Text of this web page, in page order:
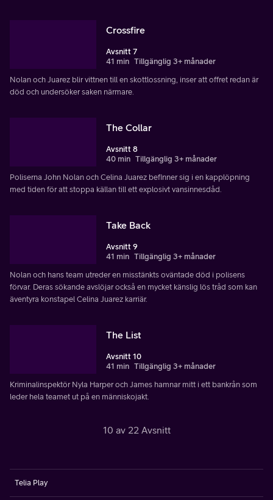
Crossfire
Avsnitt 7
41 min Tillgänglig 3+ månader
Nolan och Juarez blir vittnen till en skottlossning, inser att offret redan är
död och undersöker saken närmare.
The Collar
Avsnitt 8
40 min Tillgänglig 3+ månader
Poliserna John Nolan och Celina Juarez befinner sig i en kapplöpning
med tiden för att stoppa källan till ett explosivt vansinnesdåd.
Take Back
Avsnitt 9
41 min Tillgänglig 3+ månader
Nolan och hans team utreder en misstänkts oväntade död i polisens
förvar. Deras sökande avslöjar också en mycket känslig lös tråd som kan
äventyra konstapel Celina Juarez karriär.
The List
Avsnitt 10
41 min Tillgänglig 3+ månader
Kriminalinspektör Nyla Harper och James hamnar mitt i ett bankrån som
leder hela teamet ut på en människojakt.
10 av 22 Avsnitt
Telia Play